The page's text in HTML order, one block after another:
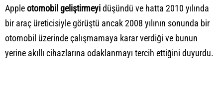
Appleotomobil geliştirmeyidüşündü ve hatta 2010 yılında
bir araç üreticisiyle görüştü ancak 2008 yılının sonunda bir
otomobil üzerinde çalışmamaya karar verdiği ve bunun
yerine akıllı cihazlarına odaklanmayı tercih ettiğini duyurdu.